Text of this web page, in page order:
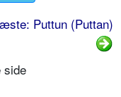
Puttun (Puttan)
side